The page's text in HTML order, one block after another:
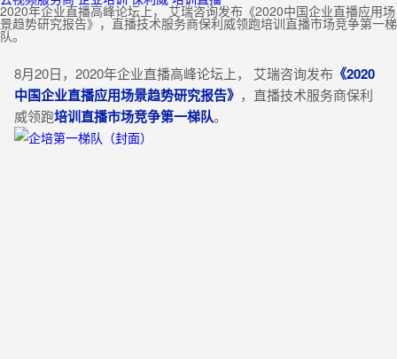
2020年企业直播高峰论坛上， 艾瑞咨询发布《2020中国企业直播应用场
景趋势研究报告》，直播技术服务商保利威领跑培训直播市场竞争第一梯
队。
8月20日，2020年企业直播高峰论坛上， 艾瑞咨询发布 《2020
中国企业直播应用场景趋势研究报告》 ，直播技术服务商保利
威领跑培训直播市场竞争第一梯队。